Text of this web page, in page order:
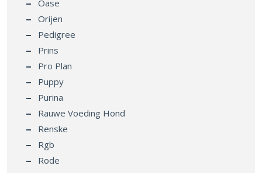
Orijen
Pedigree
Prins
Pro Plan
Puppy
Purina
Rauwe Voeding Hond
Renske
Rgb
Rode
Rodi